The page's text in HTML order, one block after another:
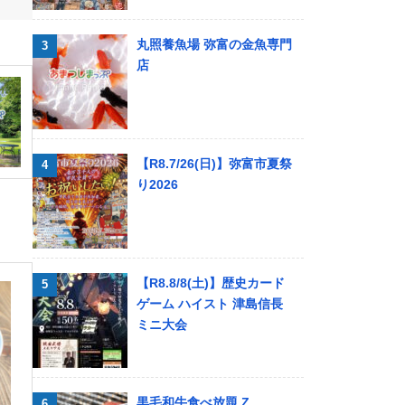
丸照養魚場 弥富の金魚専門
店
【R8.7/26(日)】弥富市夏祭
り2026
【R8.8/8(土)】歴史カード
ゲーム ハイスト 津島信長
ミニ大会